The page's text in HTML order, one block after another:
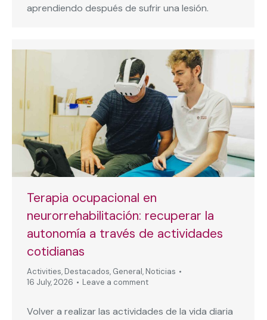
aprendiendo después de sufrir una lesión.
Terapia ocupacional en
neurorrehabilitación: recuperar la
autonomía a través de actividades
cotidianas
Activities, Destacados, General, Noticias
16 July, 2026
Leave a comment
Volver a realizar las actividades de la vida diaria